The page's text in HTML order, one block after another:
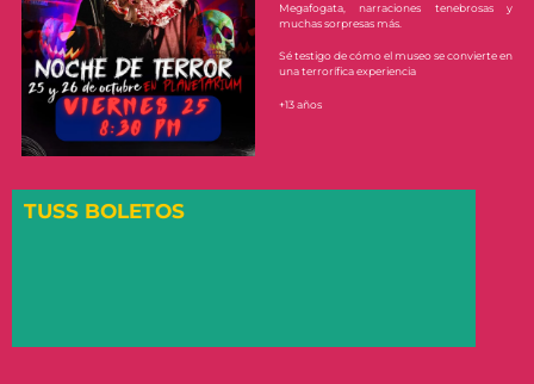
Megafogata, narraciones tenebrosas y
muchas sorpresas más.
Sé testigo de cómo el museo se convierte en
una terrorífica experiencia
+13 años
TUSS BOLETOS